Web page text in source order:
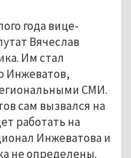
года вице-
Вячеслав
Им стал
Инжеватов,
СМИ.
сам вызвался на
работать на
Инжеватова и
не определены.